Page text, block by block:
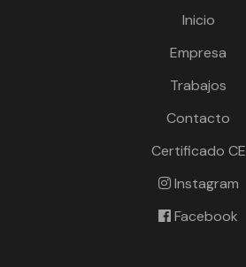
Inicio
Empresa
Trabajos
Contacto
Certificado CE
Instagram
Facebook